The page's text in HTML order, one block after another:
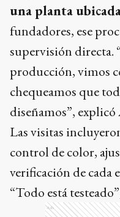
una planta
fundadores, ese
supervisión directa.
producción, vimos
chequeamos que
diseñamos”,
Las visitas
control de color,
verificación de cada
“Todo está
Ads